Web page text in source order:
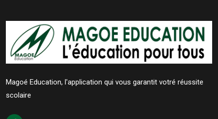
Magoé Education, l'application qui vous garantit votré réussite
scolaire